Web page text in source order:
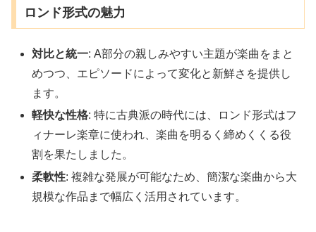
ロンド形式の魅力
対比と統一: A部分の親しみやすい主題が楽曲をまと
めつつ、エピソードによって変化と新鮮さを提供し
ます。
軽快な性格: 特に古典派の時代には、ロンド形式はフ
ィナーレ楽章に使われ、楽曲を明るく締めくくる役
割を果たしました。
柔軟性: 複雑な発展が可能なため、簡潔な楽曲から大
規模な作品まで幅広く活用されています。